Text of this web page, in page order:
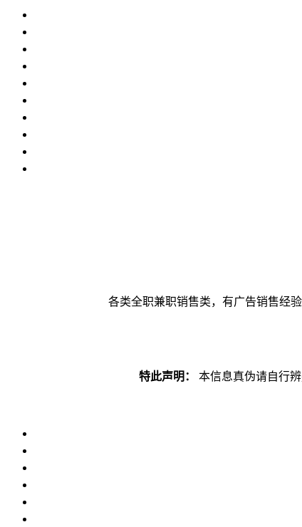
各类全职兼职销售类，有广告销售经
特此声明： 本信息真伪请自行